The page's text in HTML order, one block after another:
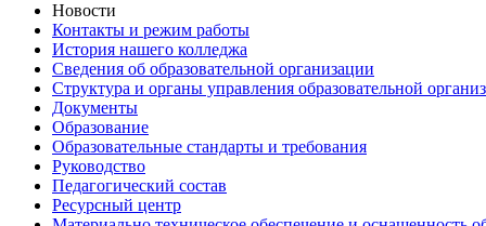
Новости
Контакты и режим работы
История нашего колледжа
Сведения об образовательной организации
Структура и органы управления образовательной
Документы
Образование
Образовательные стандарты и требования
Руководство
Педагогический состав
Ресурсный центр